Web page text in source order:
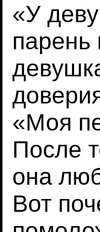
«У
парень
«Моя
После
она
Вот